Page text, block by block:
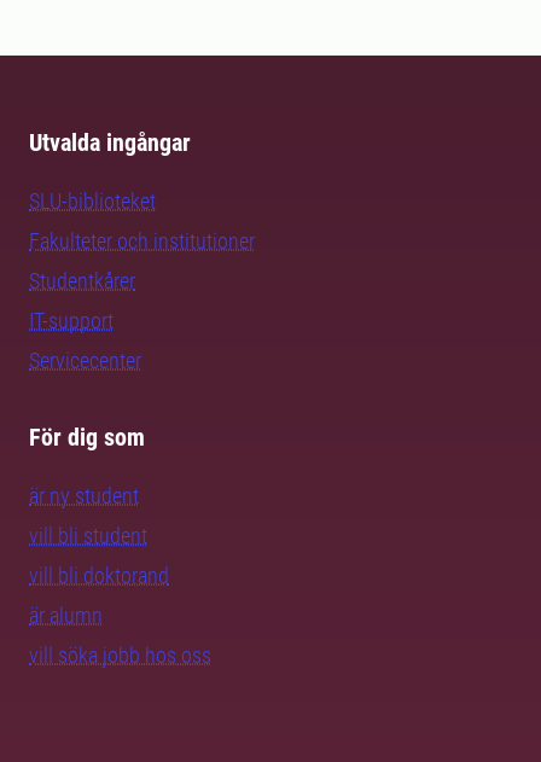
Utvalda ingångar
SLU-biblioteket
Fakulteter och institutioner
Studentkårer
IT-support
Servicecenter
För dig som
är ny student
vill bli student
vill bli doktorand
är alumn
vill söka jobb hos oss